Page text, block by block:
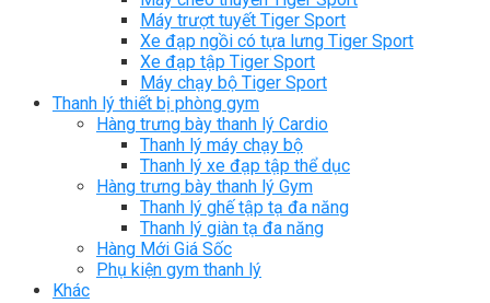
Máy trượt tuyết Tiger Sport
Xe đạp ngồi có tựa lưng Tiger Sport
Xe đạp tập Tiger Sport
Máy chạy bộ Tiger Sport
Thanh lý thiết bị phòng gym
Hàng trưng bày thanh lý Cardio
Thanh lý máy chạy bộ
Thanh lý xe đạp tập thể dục
Hàng trưng bày thanh lý Gym
Thanh lý ghế tập tạ đa năng
Thanh lý giàn tạ đa năng
Hàng Mới Giá Sốc
Phụ kiện gym thanh lý
Khác